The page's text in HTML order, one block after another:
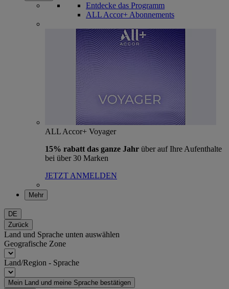
Entdecke das Programm
ALL Accor+ Abonnements
ALL Accor+ Voyager
15% rabatt das ganze Jahr über auf Ihre Aufenthalte
bei über 30 Marken
JETZT ANMELDEN
Mehr
DE
Zurück
Land und Sprache unten auswählen
Geografische Zone
Land/Region - Sprache
Mein Land und meine Sprache bestätigen